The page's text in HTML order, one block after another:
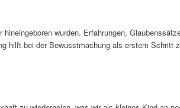
wurden. Erfahrungen,
hilft bei der Bewusstmachung als erstem Schritt